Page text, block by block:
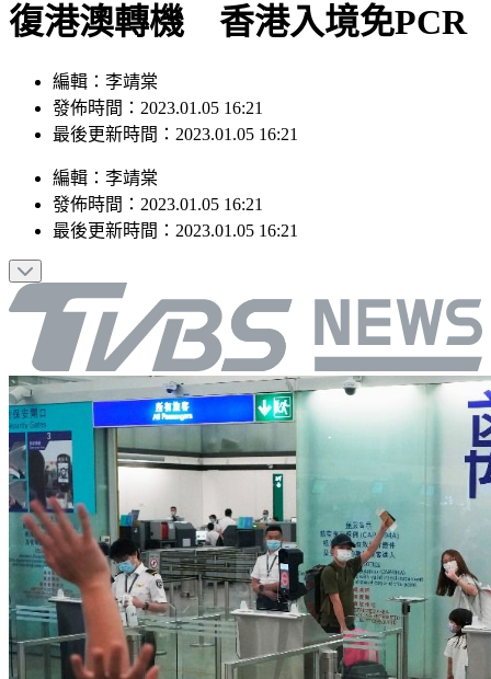
復港澳轉機 香港入境免PCR
編輯：李靖棠
發佈時間：2023.01.05 16:21
最後更新時間：2023.01.05 16:21
編輯 ： 李靖棠
發佈時間： 2023.01.05 16:21
最後更新時間： 2023.01.05 16:21